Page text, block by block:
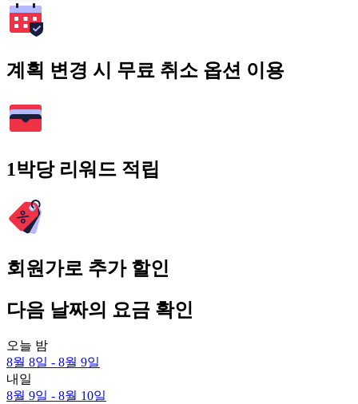
계획 변경 시 무료 취소 옵션 이용
1박당 리워드 적립
회원가로 추가 할인
다음 날짜의 요금 확인
오늘 밤
8월 8일 - 8월 9일
내일
8월 9일 - 8월 10일